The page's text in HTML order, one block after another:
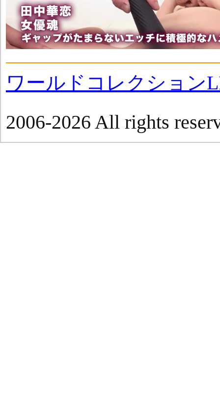
ワールドコレクション
2006-2026 All rights